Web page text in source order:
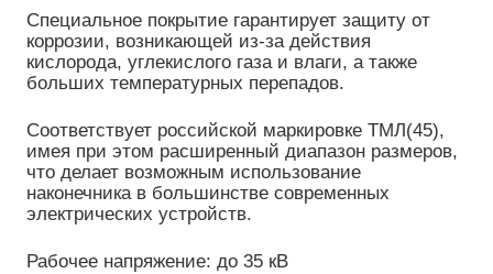
Специальное покрытие гарантирует защиту от
коррозии, возникающей из-за действия
кислорода, углекислого газа и влаги, а также
больших температурных перепадов.
Соответствует российской маркировке ТМЛ(45),
имея при этом расширенный диапазон размеров,
что делает возможным использование
наконечника в большинстве современных
электрических устройств.
Рабочее напряжение: до 35 кВ